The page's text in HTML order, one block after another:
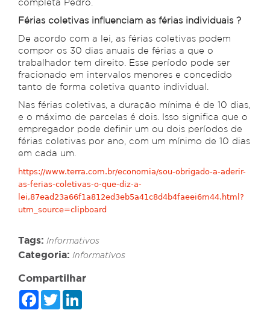
completa Pedro.
Férias coletivas influenciam as férias individuais ?
De acordo com a lei, as férias coletivas podem
compor os 30 dias anuais de férias a que o
trabalhador tem direito. Esse período pode ser
fracionado em intervalos menores e concedido
tanto de forma coletiva quanto individual.
Nas férias coletivas, a duração mínima é de 10 dias,
e o máximo de parcelas é dois. Isso significa que o
empregador pode definir um ou dois períodos de
férias coletivas por ano, com um mínimo de 10 dias
em cada um.
https://www.terra.com.br/economia/sou-obrigado-a-aderir-
as-ferias-coletivas-o-que-diz-a-
lei,87ead23a66f1a812ed3eb5a41c8d4b4faeei6m44.html?
utm_source=clipboard
Tags: Informativos
Categoria: Informativos
Compartilhar
FacebookTwitter